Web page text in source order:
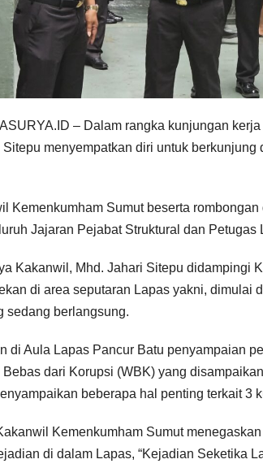
– Dalam rangka kunjungan
Sitepu menyempatkan diri untuk
Kemenkumham Sumut beserta
Jajaran Pejabat Struktural dan Petugas
Kakanwil, Mhd. Jahari Sitepu didampingi
di area seputaran Lapas yakni, dimulai
sedang berlangsung.
di Aula Lapas Pancur Batu penyampaian
dari Korupsi (WBK) yang
beberapa hal penting terkait 3
Kemenkumham Sumut
di dalam Lapas, “Kejadian Seketika